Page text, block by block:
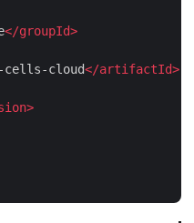
</groupId
cells-cloud</artifactId